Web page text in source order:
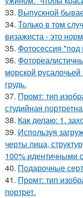
33. Выпускной
34. Только в том
визажиста - это
35. Фотосессия "под
36.
морской
грудь.
37. Промт: тип
студийная
38. Как делаю: 1.
39. Используя
черты лица,
100% идентичными
40. Подарочные
41. Промт: тип
портрет.